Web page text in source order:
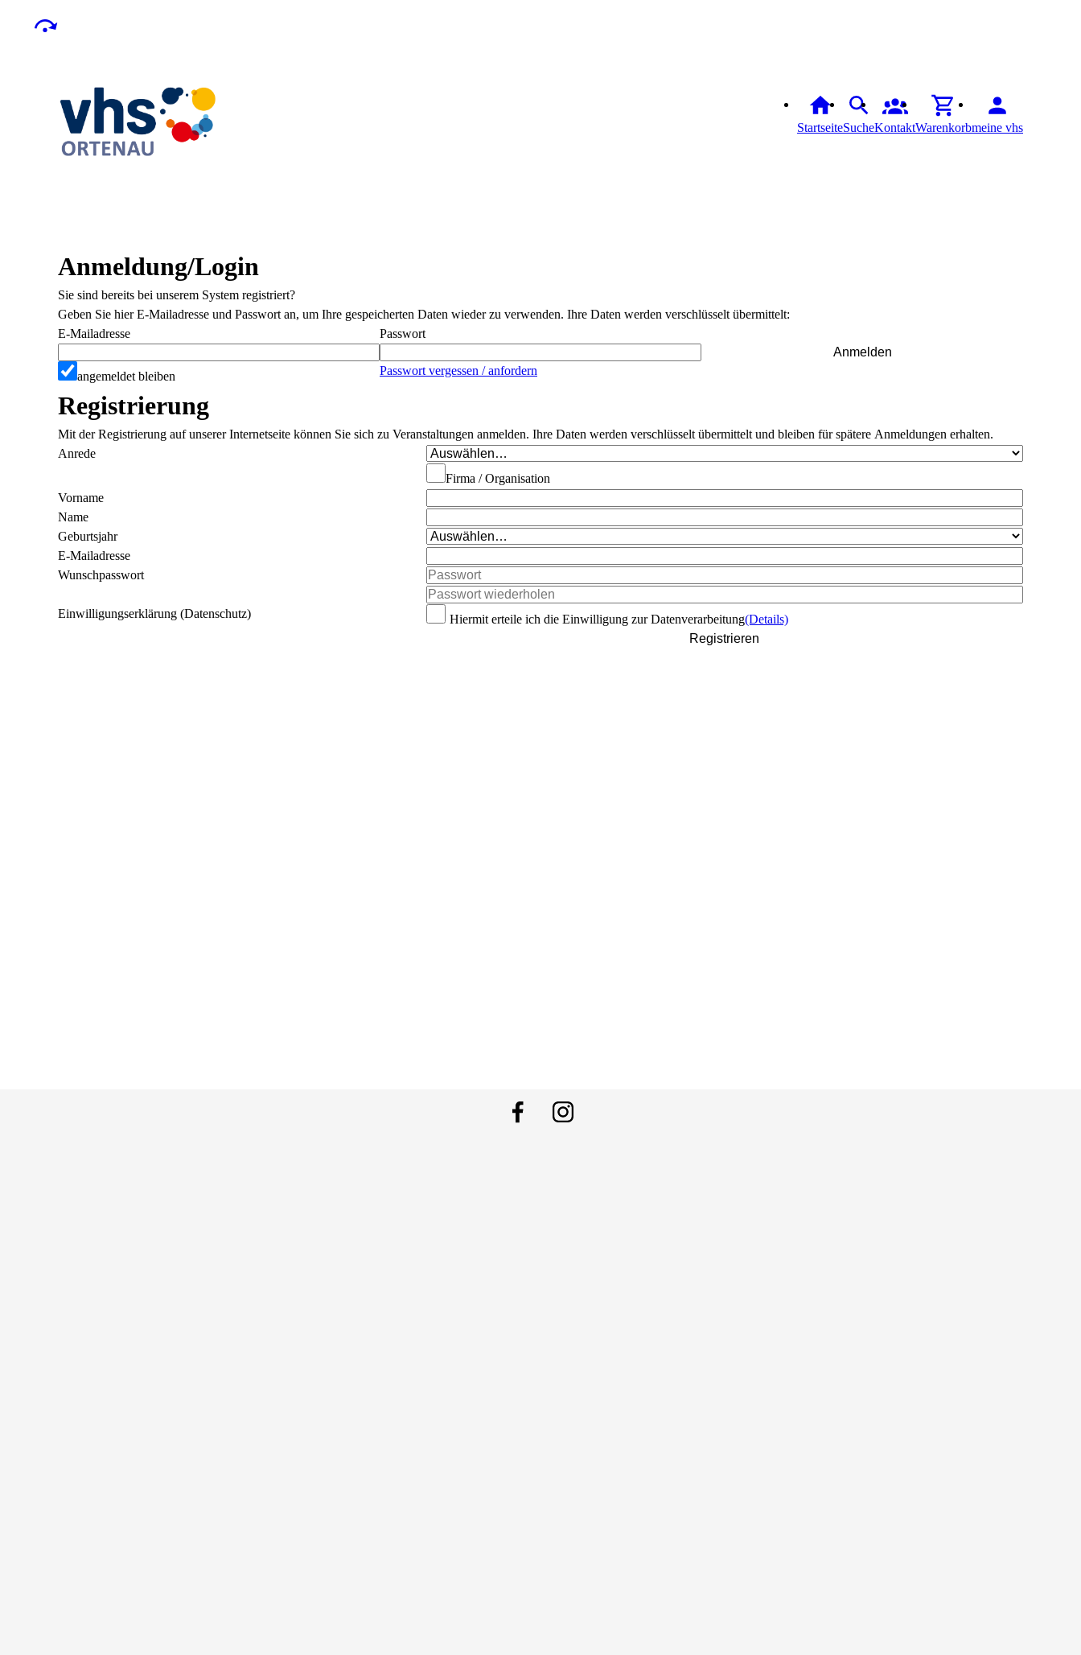
StartseiteSucheKontaktWarenkorbmeine vhs
Anmeldung/Login
Sie sind bereits bei unserem System registriert?
Geben Sie hier E-Mailadresse und Passwort an, um Ihre gespeicherten Daten wieder zu verwenden. Ihre Daten werden verschlüsselt übermittelt:
E-Mailadresse
Passwort
Anmelden
angemeldet bleiben
Passwort vergessen / anfordern
Registrierung
Mit der Registrierung auf unserer Internetseite können Sie sich zu Veranstaltungen anmelden. Ihre Daten werden verschlüsselt übermittelt und bleiben für spätere Anmeldungen erhalten.
Anrede
Firma / Organisation
Vorname
Name
Geburtsjahr
E-Mailadresse
Wunschpasswort
Einwilligungserklärung (Datenschutz) Hiermit erteile ich die Einwilligung zur Datenverarbeitung(Details)
Registrieren